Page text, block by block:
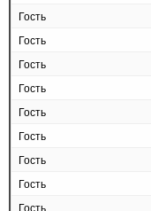
Гость
Гость
Гость
Гость
Гость
Гость
Гость
Гость
Гость